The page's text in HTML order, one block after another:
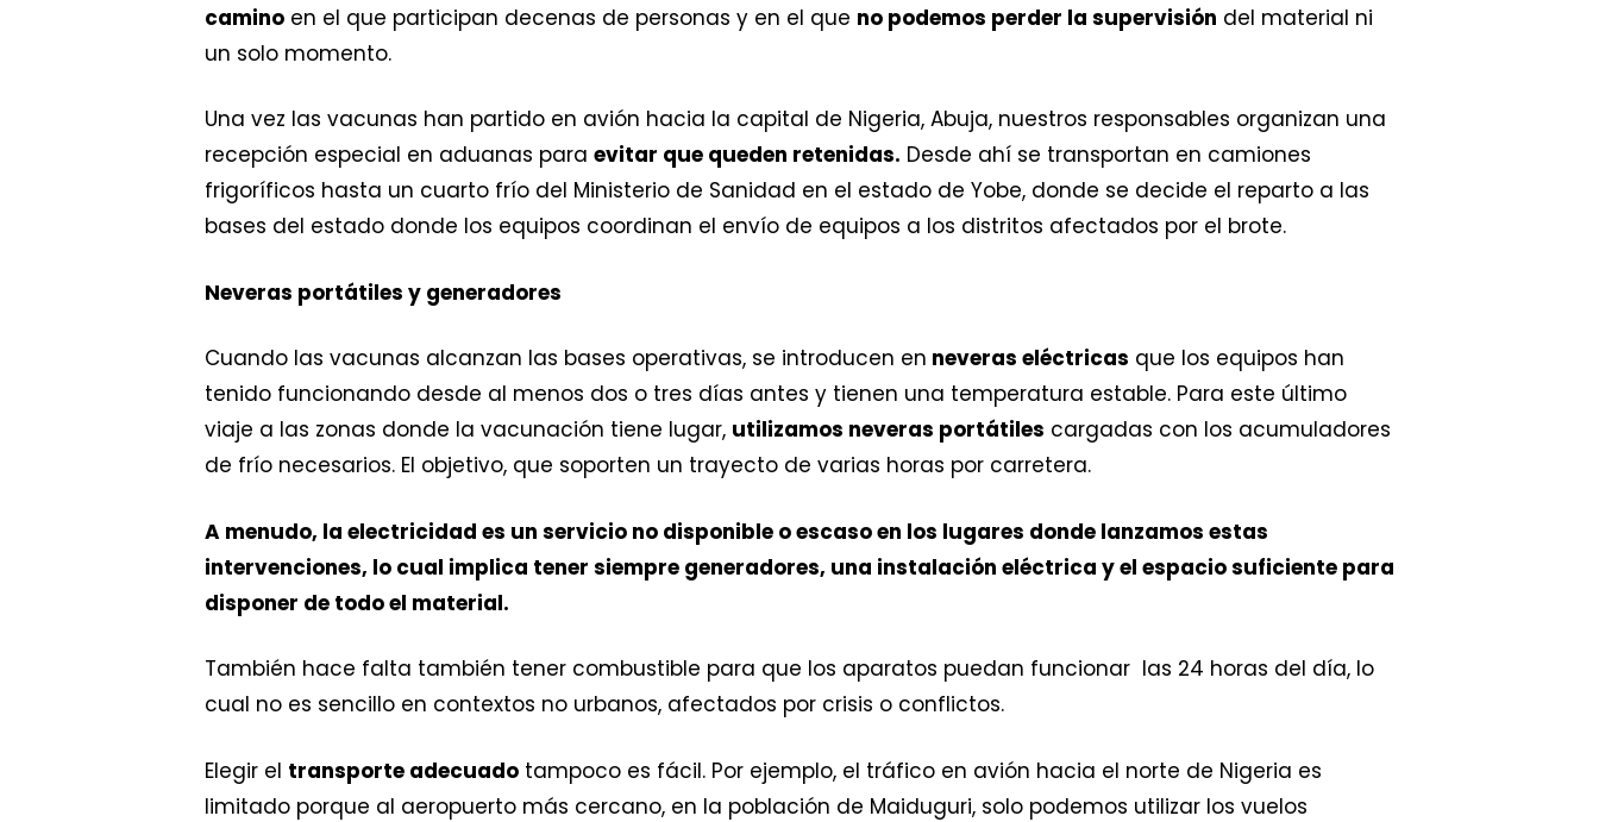
camino en el que participan decenas de personas y en el que no podemos perder la supervisión del material ni
un solo momento.
Una vez las vacunas han partido en avión hacia la capital de Nigeria, Abuja, nuestros responsables organizan una
recepción especial en aduanas para evitar que queden retenidas. Desde ahí se transportan en camiones
frigoríficos hasta un cuarto frío del Ministerio de Sanidad en el estado de Yobe, donde se decide el reparto a las
bases del estado donde los equipos coordinan el envío de equipos a los distritos afectados por el brote.
Neveras portátiles y generadores
Cuando las vacunas alcanzan las bases operativas, se introducen en neveras eléctricas que los equipos han
tenido funcionando desde al menos dos o tres días antes y tienen una temperatura estable. Para este último
viaje a las zonas donde la vacunación tiene lugar, utilizamos neveras portátiles cargadas con los acumuladores
de frío necesarios. El objetivo, que soporten un trayecto de varias horas por carretera.
A menudo, la electricidad es un servicio no disponible o escaso en los lugares donde lanzamos estas
intervenciones, lo cual implica tener siempre generadores, una instalación eléctrica y el espacio suficiente para
disponer de todo el material.
También hace falta también tener combustible para que los aparatos puedan funcionar las 24 horas del día, lo
cual no es sencillo en contextos no urbanos, afectados por crisis o conflictos.
Elegir el transporte adecuado tampoco es fácil. Por ejemplo, el tráfico en avión hacia el norte de Nigeria es
limitado porque al aeropuerto más cercano, en la población de Maiduguri, solo podemos utilizar los vuelos